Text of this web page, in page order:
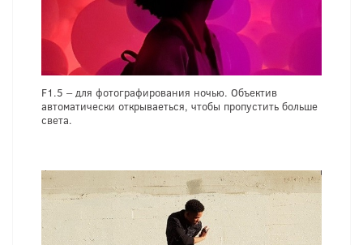
F1.5 – для фотографирования ночью. Объектив
автоматически открываеться, чтобы пропустить больше
света.